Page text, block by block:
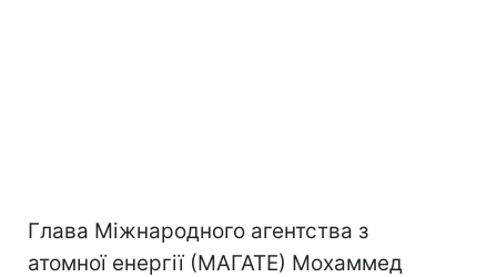
Глава Міжнародного агентства з
атомної енергії (МАГАТЕ) Мохаммед